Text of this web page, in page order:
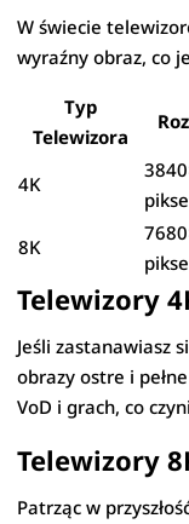
W świecie
wyraźny obraz, co
Typ
Telewizora
4K
8K
Telewizory
Jeśli zastanawiasz
obrazy ostre i
VoD i grach, co
Telewizory
Patrząc w